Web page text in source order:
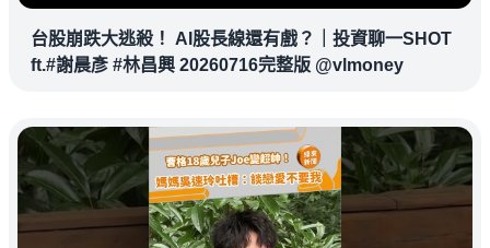
台股崩跌大逃殺！ AI股長線還有戲？｜投資聊一SHOT
ft.#謝晨彥 #林昌興 20260716完整版 @vlmoney